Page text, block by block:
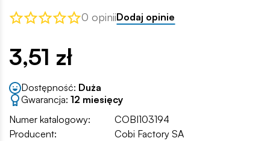
0 opiniiDodaj opinie
3,51 zł
Dostępność: Duża
Gwarancja: 12 miesięcy
Numer katalogowy:
COBI103194
Producent:
Cobi Factory SA